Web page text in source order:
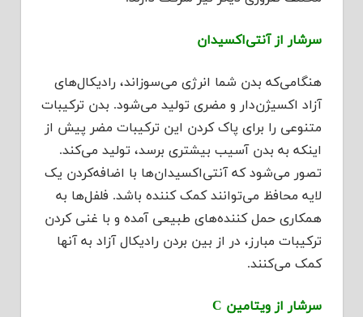
سرشار از آنتی‌اکسیدان
هنگامی‌که بدن شما انرژی می‌سوزاند، رادیکال‌های
آزاد اکسیژن‌دار و مضری تولید می‌شود. بدن ترکیبات
متنوعی را برای پاک کردن این ترکیبات مضر پیش از
اینکه به بدن آسیب بیشتری برسد، تولید می‌کند.
تصور می‌شود که آنتی‌اکسیدان‌ها با اضافه‌کردن یک
لایه محافظ می‌توانند کمک کننده باشد. فلفل‌ها به
همکاری حمل کننده‌های طبیعی آمده و با غنی کردن
ترکیبات مبارز، در از بین بردن رادیکال آزاد به آنها
کمک می‌کنند.
سرشار از ویتامین C